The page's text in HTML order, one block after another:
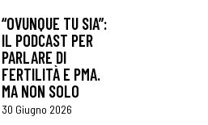
“OVUNQUE TU SIA”:
IL PODCAST PER
PARLARE DI
FERTILITÀ E PMA.
MA NON SOLO
30 Giugno 2026